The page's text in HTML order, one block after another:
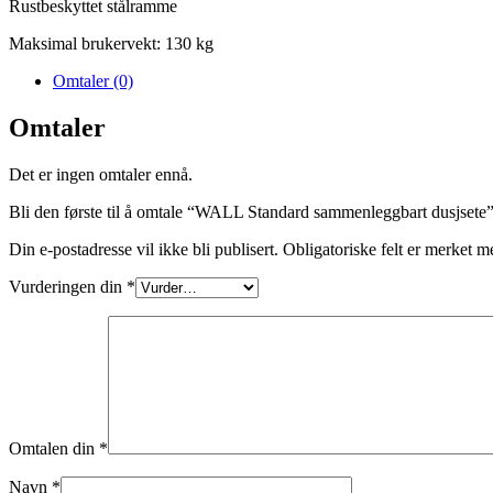
Rustbeskyttet stålramme
Maksimal brukervekt: 130 kg
Omtaler (0)
Omtaler
Det er ingen omtaler ennå.
Bli den første til å omtale “WALL Standard sammenleggbart dusjsete”
Din e-postadresse vil ikke bli publisert. Obligatoriske felt er merket
Vurderingen din *
Omtalen din *
Navn *